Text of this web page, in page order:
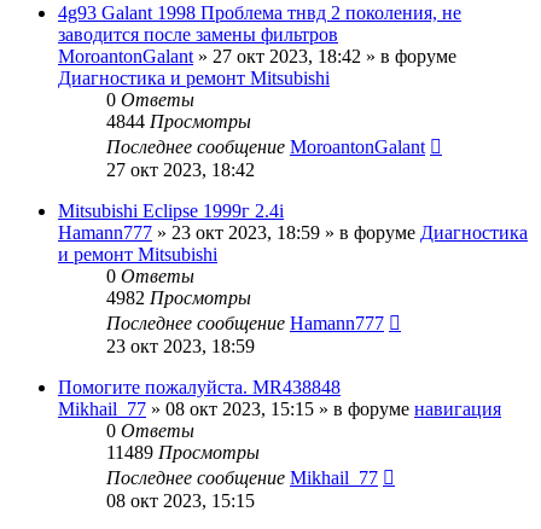
4g93 Galant 1998 Проблема тнвд 2 поколения, не
заводится после замены фильтров
MoroantonGalant » 27 окт 2023, 18:42 » в форуме
Диагностика и ремонт Mitsubishi
0 Ответы
4844 Просмотры
Последнее сообщение MoroantonGalant
27 окт 2023, 18:42
Mitsubishi Eclipse 1999г 2.4i
Hamann777 » 23 окт 2023, 18:59 » в форуме Диагностика
и ремонт Mitsubishi
0 Ответы
4982 Просмотры
Последнее сообщение Hamann777
23 окт 2023, 18:59
Помогите пожалуйста. MR438848
Mikhail_77 » 08 окт 2023, 15:15 » в форуме навигация
0 Ответы
11489 Просмотры
Последнее сообщение Mikhail_77
08 окт 2023, 15:15